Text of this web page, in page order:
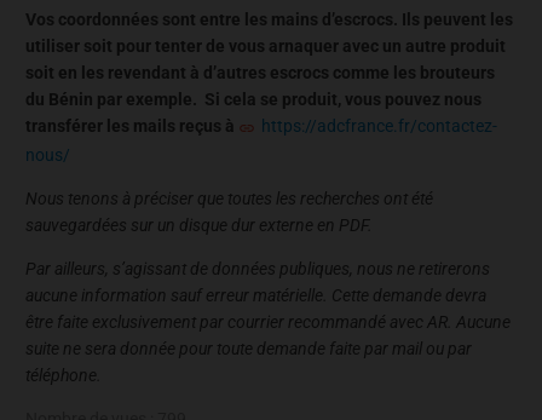
Vos coordonnées sont entre les mains d’escrocs. Ils peuvent les
utiliser soit pour tenter de vous arnaquer avec un autre produit
soit en les revendant à d’autres escrocs comme les brouteurs
du Bénin par exemple. Si cela se produit, vous pouvez nous
transférer les mails reçus à
https://adcfrance.fr/contactez-
nous/
Nous tenons à préciser que toutes les recherches ont été
sauvegardées sur un disque dur externe en PDF.
Par ailleurs, s’agissant de données publiques, nous ne retirerons
aucune information sauf erreur matérielle. Cette demande devra
être faite exclusivement par courrier recommandé avec AR. Aucune
suite ne sera donnée pour toute demande faite par mail ou par
téléphone.